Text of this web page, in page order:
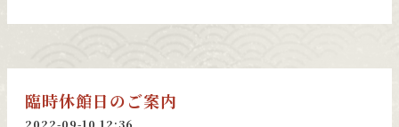
臨時休館日のご案内